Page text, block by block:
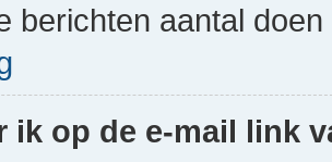
berichten aantal doen
ik op de e-mail link